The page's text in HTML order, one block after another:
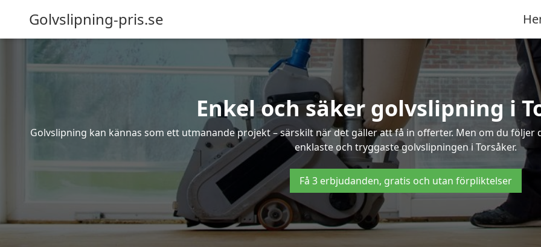
Golvslipning-pris.se
Enkel och säker golvslipning i
Golvslipning kan kännas som ett utmanande projekt – särskilt när det gäller att få in offerter. Men om du
enklaste och tryggaste golvslipningen i Torsåker.
Få 3 erbjudanden, gratis och utan förpliktelser